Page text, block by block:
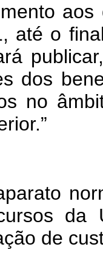
até o
dos
no
da
de